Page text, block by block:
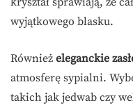
wyjątkowego blasku.
Również eleganckie
atmosferę sypialni.
takich jak jedwab czy